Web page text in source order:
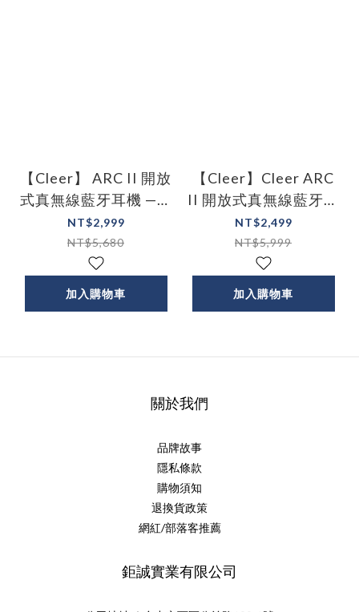
【Cleer】 ARC II 開放
式真無線藍牙耳機 —電
競版
NT$2,999
NT$5,680
加入購物車
【Cleer】Cleer ARC
II 開放式真無線藍牙耳
機 — 音樂版
NT$2,499
NT$5,999
加入購物車
關於我們
品牌故事
隱私條款
購物須知
退換貨政策
網紅/部落客推薦
鉅誠實業有限公司